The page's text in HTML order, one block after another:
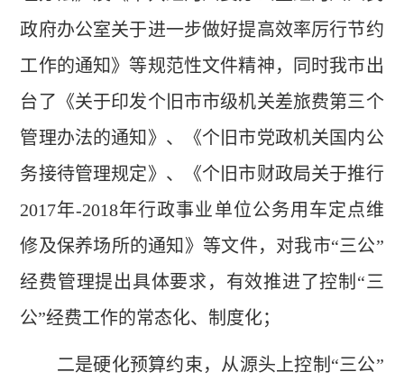
政府办公室关于进一步做好提高效率厉行节约
工作的通知》等规范性文件精神，同时我市出
台了《关于印发个旧市市级机关差旅费第三个
管理办法的通知》、《个旧市党政机关国内公
务接待管理规定》、《个旧市财政局关于推行
2017年-2018年行政事业单位公务用车定点维
修及保养场所的通知》等文件，对我市“三公”
经费管理提出具体要求，有效推进了控制“三
公”经费工作的常态化、制度化；
二是硬化预算约束，从源头上控制“三公”